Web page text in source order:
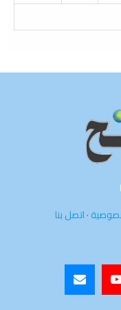
·اتصل بنا